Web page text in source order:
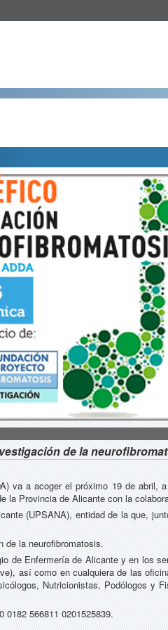
de la
va a acoger el próximo 19 de abril,
la Provincia de Alicante con la
(UPSANA), entidad de la que,
de la neurofibromatosis.
de Enfermería de Alicante y en los
así como en cualquiera de las
Nutricionistas, Podólogos y
566811 0201525839.